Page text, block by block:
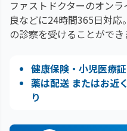
ファストドクターのオン
良などに24時間365日対応。
の診察を受けることができ
健康保険・小児医療
薬は配送 またはお近
り